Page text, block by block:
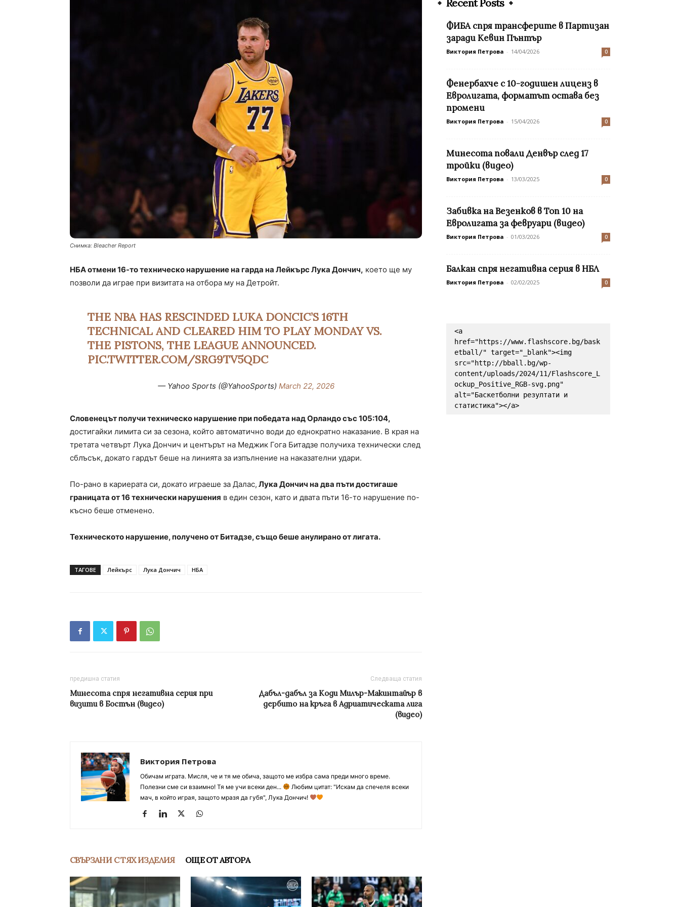
Снимка: Bleacher Report
НБА отмени 16-то техническо нарушение на гарда на Лейкърс Лука Дончич, което ще му
позволи да играе при визитата на отбора му на Детройт.
THE NBA HAS RESCINDED LUKA DONCIC’S 16TH
TECHNICAL AND CLEARED HIM TO PLAY MONDAY VS.
THE PISTONS, THE LEAGUE ANNOUNCED.
PIC.TWITTER.COM/SRG9TV5QDC
— Yahoo Sports (@YahooSports) March 22, 2026
Словенецът получи техническо нарушение при победата над Орландо със 105:104,
достигайки лимита си за сезона, който автоматично води до еднократно наказание. В края на
третата четвърт Лука Дончич и центърът на Меджик Гога Битадзе получиха технически след
сблъсък, докато гардът беше на линията за изпълнение на наказателни удари.
По-рано в кариерата си, докато играеше за Далас, Лука Дончич на два пъти достигаше
границата от 16 технически нарушения в един сезон, като и двата пъти 16-то нарушение по-
късно беше отменено.
Техническото нарушение, получено от Битадзе, също беше анулирано от лигата.
ТАГОВЕ Лейкърс Лука Дончич НБА
предишна статия
Минесота спря негативна серия при
визити в Бостън (видео)
Следваща статия
Дабъл-дабъл за Коди Милър-Макинтайър в
дербито на кръга в Адриатическата лига
(видео)
Виктория Петрова
Обичам играта. Мисля, че и тя ме обича, защото ме избра сама преди много време.
Полезни сме си взаимно! Тя ме учи всеки ден...
Любим цитат: "Искам да спечеля всеки
мач, в който играя, защото мразя да губя", Лука Дончич!
СВЪРЗАНИ С ТЯХ ИЗДЕЛИЯ ОЩЕ ОТ АВТОРА
Recent Posts
ФИБА спря трансферите в Партизан
заради Кевин Пънтър
Виктория Петрова - 14/04/2026 0
Фенербахче с 10-годишен лиценз в
Евролигата, форматът остава без
промени
Виктория Петрова - 15/04/2026 0
Минесота повали Денвър след 17
тройки (видео)
Виктория Петрова - 13/03/2025 0
Забивка на Везенков в Топ 10 на
Евролигата за февруари (видео)
Виктория Петрова - 01/03/2026 0
Балкан спря негативна серия в НБЛ
Виктория Петрова - 02/02/2025 0
<a
href="https://www.flashscore.bg/bask
etball/" target="_blank"><img
src="http://bball.bg/wp-
content/uploads/2024/11/Flashscore_L
ockup_Positive_RGB-svg.png"
alt="Баскетболни резултати и
статистика"></a>